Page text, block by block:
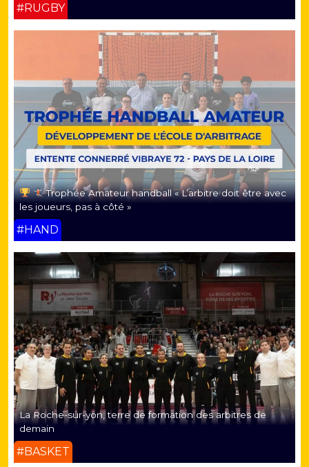
#RUGBY
Trophée Amateur handball « L’arbitre doit être avec
les joueurs, pas à côté »
#HAND
La Roche-sur-yon, terre de formation des arbitres de
demain
#BASKET